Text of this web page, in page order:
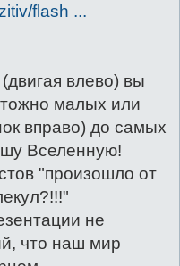
flash ...
влево) вы
малых или
вправо) до самых
Вселенную!
"произошло от
не
что наш мир